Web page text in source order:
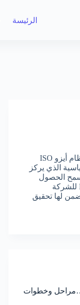
الرئيسة
شهادة أيزو ISO 50001:2018 نظام أيزو ISO
القياسية الذي يركز
الحصول
على شهادة أيزو ISO 50001:2018 للشركة
لها تحقيق
وخطوات